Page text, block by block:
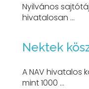
Nyilvános
hivatalosan ...
Nektek
A NAV hivatalos
mint 1000 ...